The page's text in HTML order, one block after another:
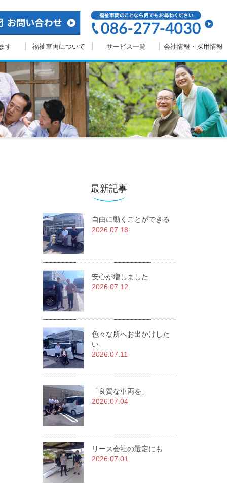
す 福祉車両について サービス一覧 会社情報・採用情報
最新記事
自由に動くことができる
2026.07.18
安心が増しました
2026.07.12
色々な所へお出かけした
い
2026.07.11
「良質な車両を」
2026.07.04
リース会社の選定にも
2026.07.01